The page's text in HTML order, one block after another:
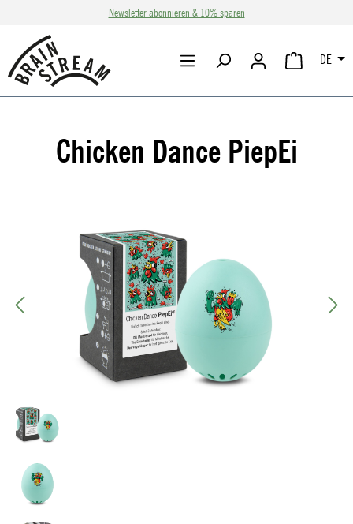
Zum Hauptinhalt springenNewsletter abonnieren & 10% sparen
DE
Chicken Dance PiepEi
Bildergalerie überspringen